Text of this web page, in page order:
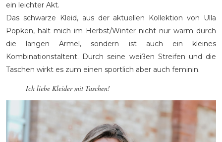
ein leichter Akt.
Das schwarze Kleid, aus der aktuellen Kollektion von Ulla
Popken, hält mich im Herbst/Winter nicht nur warm durch
die langen Ärmel, sondern ist auch ein kleines
Kombinationstaltent. Durch seine weißen Streifen und die
Taschen wirkt es zum einen sportlich aber auch feminin.
Ich liebe Kleider mit Taschen!